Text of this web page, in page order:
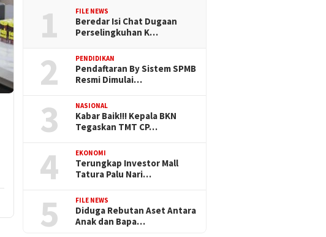
1 FILE NEWS
Beredar Isi Chat Dugaan
Perselingkuhan K…
2 PENDIDIKAN
Pendaftaran By Sistem SPMB
Resmi Dimulai…
3 NASIONAL
Kabar Baik!!! Kepala BKN
Tegaskan TMT CP…
4 EKONOMI
Terungkap Investor Mall
Tatura Palu Nari…
5 FILE NEWS
Diduga Rebutan Aset Antara
Anak dan Bapa…